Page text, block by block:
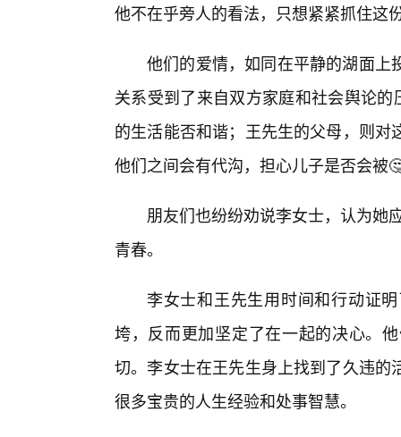
他不在乎旁人的看法，只想紧紧抓住这
他们的爱情，如同在平静的湖面上
关系受到了来自双方家庭和社会舆论
的生活能否和谐；王先生的父母，则
他们之间会有代沟，担心儿子是否会被
朋友们也纷纷劝说李女士，认为她
青春。
李女士和王先生用时间和行动证
垮，反而更加坚定了在一起的决心。
切。李女士在王先生身上找到了久违
很多宝贵的人生经验和处事智慧。